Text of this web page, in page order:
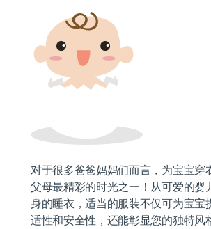
对于很多爸爸妈妈们而言，为宝宝穿
父母最精彩的时光之一！从可爱的婴
身的睡衣，适当的服装不仅可为宝宝
适性和安全性，还能彰显您的独特风